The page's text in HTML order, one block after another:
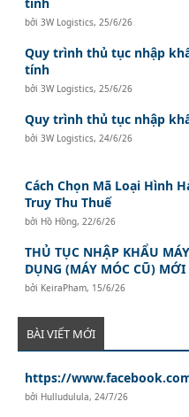
bởi3W Logistics, 25/6/26
Quy trình thủ tục nhập
tính
bởi3W Logistics, 25/6/26
Quy trình thủ tục nhập
bởi3W Logistics, 24/6/26
Cách Chọn Mã Loại Hình
Truy Thu Thuế
bởi Hồ Hồng, 22/6/26
THỦ TỤC NHẬP KHẨU
DỤNG (MÁY MÓC CŨ) MỚI
bởi KeiraPham, 15/6/26
BÀI VIẾT MỚI
https://
bởi Hulludulula, 24/7/26